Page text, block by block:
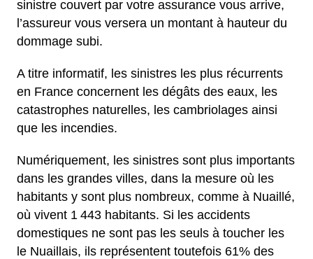
sinistre couvert par votre assurance vous arrive,
l’assureur vous versera un montant à hauteur du
dommage subi.
A titre informatif, les sinistres les plus récurrents
en France concernent les dégâts des eaux, les
catastrophes naturelles, les cambriolages ainsi
que les incendies.
Numériquement, les sinistres sont plus importants
dans les grandes villes, dans la mesure où les
habitants y sont plus nombreux, comme à Nuaillé,
où vivent 1 443 habitants. Si les accidents
domestiques ne sont pas les seuls à toucher les
le Nuaillais, ils représentent toutefois 61% des